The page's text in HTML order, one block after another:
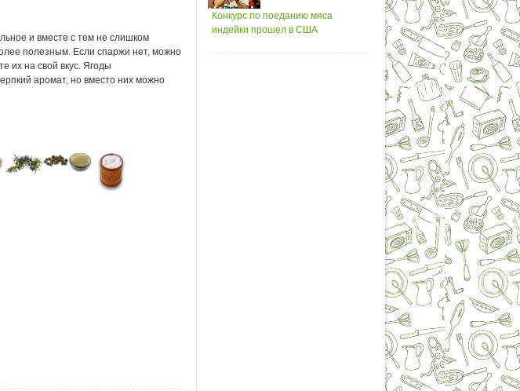
и вместе с тем не слишком
полезным. Если спаржи нет, можно
их на свой вкус. Ягоды
аромат, но вместо них можно
Конкурс по поеданию мяса
индейки прошел в США